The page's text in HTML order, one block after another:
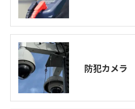
防犯カメラ